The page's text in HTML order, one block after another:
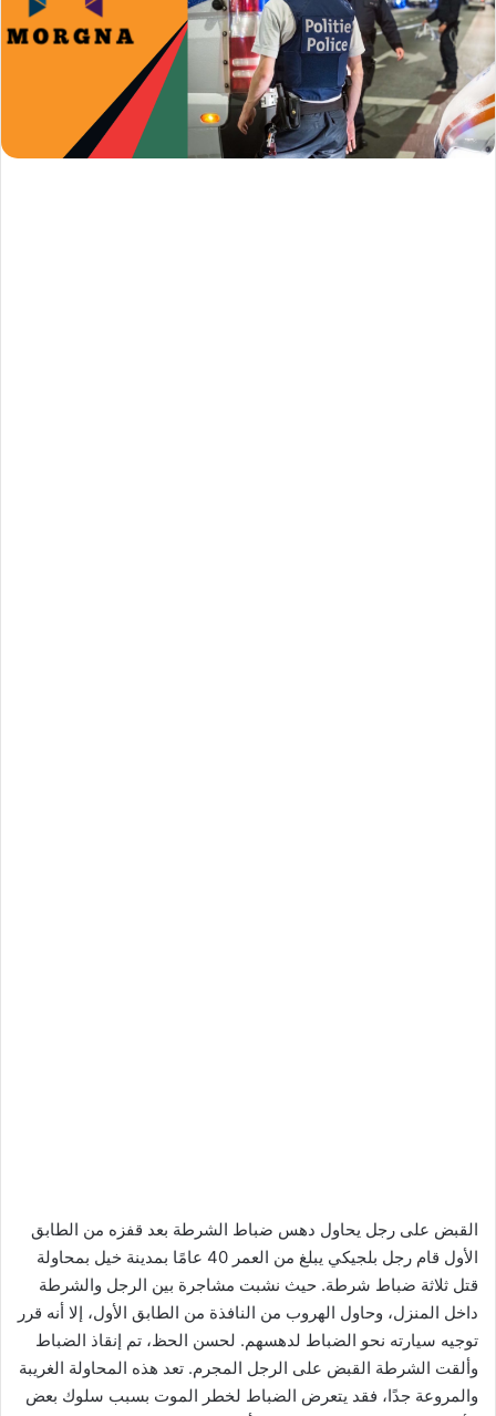
القبض على رجل يحاول دهس ضباط الشرطة بعد قفزه من الطابق
الأول قام رجل بلجيكي يبلغ من العمر 40 عامًا بمدينة خيل بمحاولة
قتل ثلاثة ضباط شرطة. حيث نشبت مشاجرة بين الرجل والشرطة
داخل المنزل، وحاول الهروب من النافذة من الطابق الأول، إلا أنه قرر
توجيه سيارته نحو الضباط لدهسهم. لحسن الحظ، تم إنقاذ الضباط
وألقت الشرطة القبض على الرجل المجرم. تعد هذه المحاولة الغريبة
والمروعة جدًا، فقد يتعرض الضباط لخطر الموت بسبب سلوك بعض